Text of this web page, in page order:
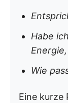
Habe
Wie
Eine kurze